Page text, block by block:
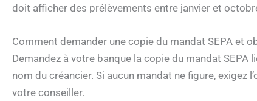
doit afficher des prélèvements entre janvier et
Comment demander une copie du mandat SEPA et
Demandez à votre banque la copie du mandat SEPA
nom du créancier. Si aucun mandat ne figure, exigez
votre conseiller.